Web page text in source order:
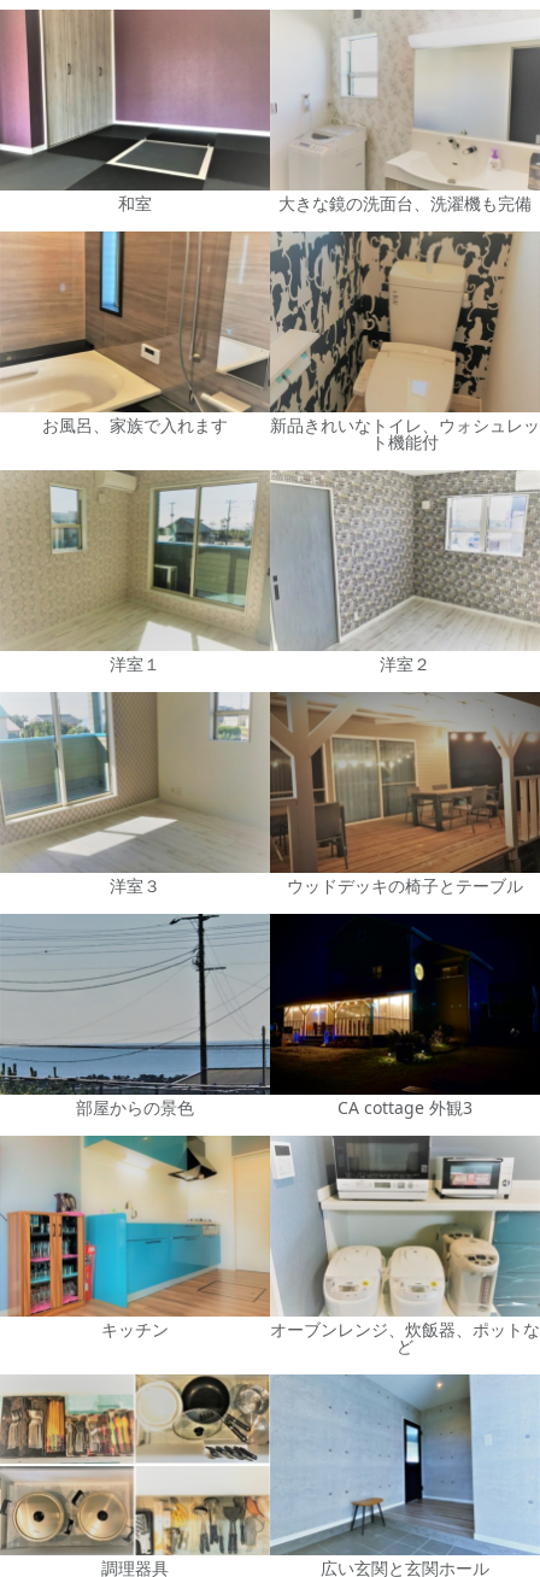
和室 大きな鏡の洗面台、洗濯機も完備
お風呂、家族で入れます 新品きれいなトイレ、ウォシュレッ
ト機能付
洋室１ 洋室２
洋室３ ウッドデッキの椅子とテーブル
部屋からの景色 CA cottage 外観3
キッチン オーブンレンジ、炊飯器、ポットな
ど
調理器具 広い玄関と玄関ホール